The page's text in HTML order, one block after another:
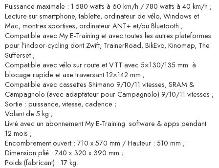
Puissance maximale : 1.580 watts à 60 km/h / 780 watts à 40 km/h ;
Lecture sur smartphone, tablette, ordinateur de vélo, Windows et
Mac, montres sportives, ordinateur ANT+ et/ou Bluetooth ;
Compatible avec My E-Training et avec toutes les autres plateformes
pour l’indoor-cycling dont Zwift, TrainerRoad, BikEvo, Kinomap, The
Sufferset ;
Compatible avec vélo sur route et VTT avec 5×130/135 mm à
blocage rapide et axe traversant 12×142 mm ;
Compatible avec cassettes Shimano 9/10/11 vitesses, SRAM &
Campagnolo (avec adaptateur pour Campagnolo) 9/10/11 vitesses ;
Sortie : puissance, vitesse, cadence ;
Volant de 5 kg ;
Livré avec un abonnement My E-Training software & apps pendant
12 mois ;
Encombrement ouvert : 710 x 570 mm / Hauteur : 510 mm ;
Dimension plié : 740 x 320 x 390 mm ;
Poids (fabricant) : 17 kg.